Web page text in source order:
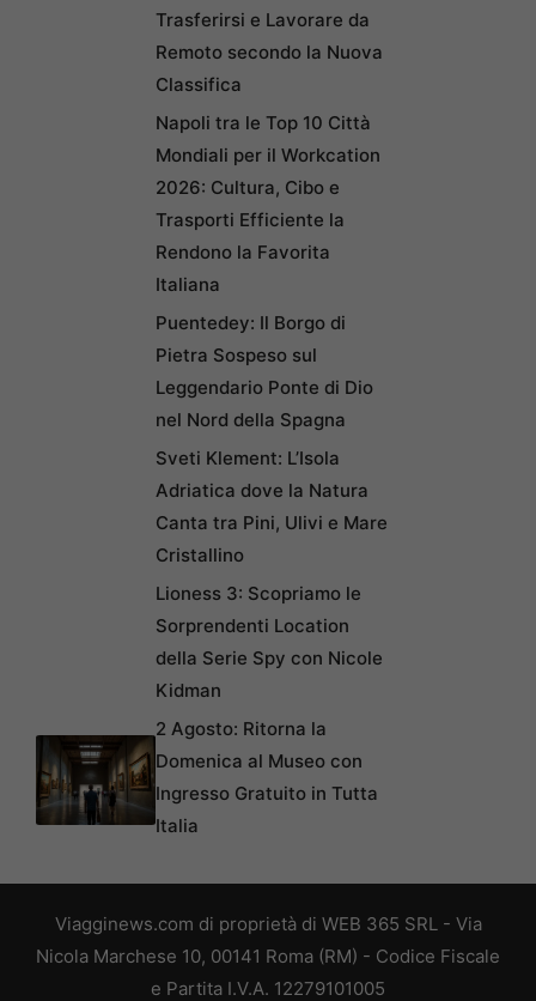
Trasferirsi e Lavorare da
Remoto secondo la Nuova
Classifica
Napoli tra le Top 10 Città
Mondiali per il Workcation
2026: Cultura, Cibo e
Trasporti Efficiente la
Rendono la Favorita
Italiana
Puentedey: Il Borgo di
Pietra Sospeso sul
Leggendario Ponte di Dio
nel Nord della Spagna
Sveti Klement: L’Isola
Adriatica dove la Natura
Canta tra Pini, Ulivi e Mare
Cristallino
Lioness 3: Scopriamo le
Sorprendenti Location
della Serie Spy con Nicole
Kidman
2 Agosto: Ritorna la
Domenica al Museo con
Ingresso Gratuito in Tutta
Italia
Viagginews.com di proprietà di WEB 365 SRL - Via
Nicola Marchese 10, 00141 Roma (RM) - Codice Fiscale
e Partita I.V.A. 12279101005